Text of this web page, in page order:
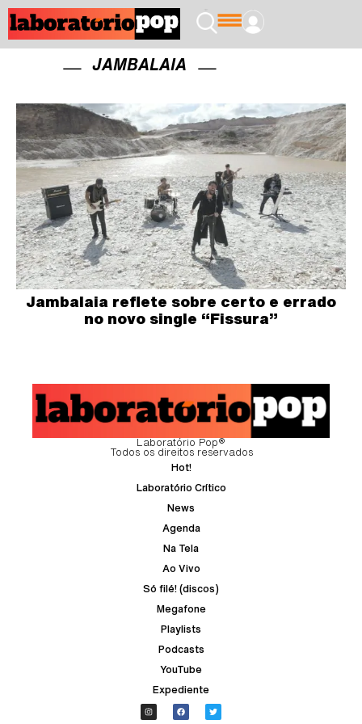
JAMBALAIA
Jambalaia reflete sobre certo e errado
no novo single “Fissura”
Laboratório Pop®
Todos os direitos reservados
Hot!
Laboratório Crítico
News
Agenda
Na Tela
Ao Vivo
Só filé! (discos)
Megafone
Playlists
Podcasts
YouTube
Expediente